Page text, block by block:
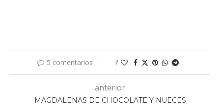
5 comentarios 1
anterior
MAGDALENAS DE CHOCOLATE Y NUECES